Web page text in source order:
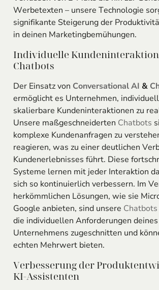
Werbetexten – unsere Technologie
signifikante Steigerung der
in deinen Marketingbemühungen.
Individuelle
Chatbots
Der Einsatz von Conversational AI &
ermöglicht es Unternehmen,
skalierbare Kundeninteraktionen zu
Unsere maßgeschneiderten Chatbots
komplexe Kundenanfragen zu
reagieren, was zu einer deutlichen
Kundenerlebnisses führt. Diese
Systeme lernen mit jeder Interaktion
sich so kontinuierlich verbessern. Im
herkömmlichen Lösungen, wie sie
Google anbieten, sind unsere Chatbots
die individuellen Anforderungen deines
Unternehmens zugeschnitten und
echten Mehrwert bieten.
Verbesserung der
KI-Assistenten